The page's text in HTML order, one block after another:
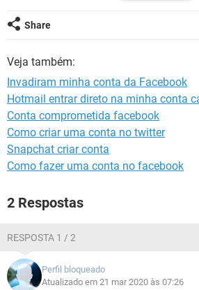
Share
Veja também:
Invadiram minha conta da Facebook
Hotmail entrar direto na minha conta
Conta comprometida facebook
Como criar uma conta no twitter
Snapchat criar conta
Como fazer uma conta no facebook
2 Respostas
RESPOSTA 1 / 2
Perfil bloqueado
Atualizado em 21 mar 2020 às 07:26